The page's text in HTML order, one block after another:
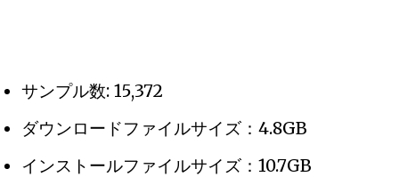
サンプル数: 15,372
ダウンロードファイルサイズ：4.8GB
インストールファイルサイズ：10.7GB